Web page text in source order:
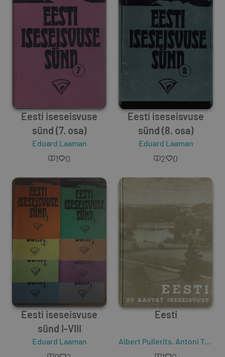
Eesti iseseisvuse
sünd (7. osa)
Eduard Laaman
1 0
Eesti iseseisvuse
sünd (8. osa)
Eduard Laaman
2 0
Eesti iseseisvuse
sünd I-VIII
Eduard Laaman
Eesti
Albert Pullerits, Antoni Tooms